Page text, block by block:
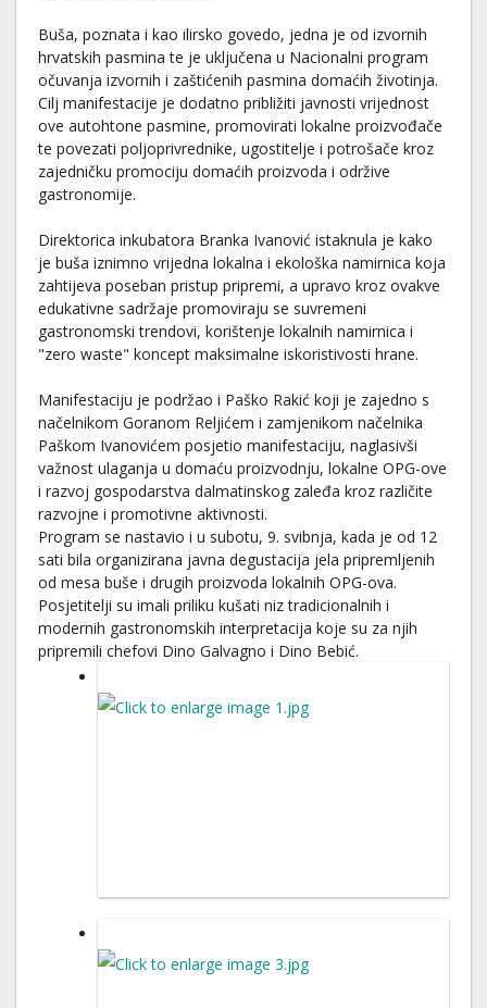
Buša, poznata i kao ilirsko govedo, jedna je od izvornih
hrvatskih pasmina te je uključena u Nacionalni program
očuvanja izvornih i zaštićenih pasmina domaćih životinja.
Cilj manifestacije je dodatno približiti javnosti vrijednost
ove autohtone pasmine, promovirati lokalne proizvođače
te povezati poljoprivrednike, ugostitelje i potrošače kroz
zajedničku promociju domaćih proizvoda i održive
gastronomije.
Direktorica inkubatora Branka Ivanović istaknula je kako
je buša iznimno vrijedna lokalna i ekološka namirnica koja
zahtijeva poseban pristup pripremi, a upravo kroz ovakve
edukativne sadržaje promoviraju se suvremeni
gastronomski trendovi, korištenje lokalnih namirnica i
"zero waste" koncept maksimalne iskoristivosti hrane.
Manifestaciju je podržao i Paško Rakić koji je zajedno s
načelnikom Goranom Reljićem i zamjenikom načelnika
Paškom Ivanovićem posjetio manifestaciju, naglasivši
važnost ulaganja u domaću proizvodnju, lokalne OPG-ove
i razvoj gospodarstva dalmatinskog zaleđa kroz različite
razvojne i promotivne aktivnosti.
Program se nastavio i u subotu, 9. svibnja, kada je od 12
sati bila organizirana javna degustacija jela pripremljenih
od mesa buše i drugih proizvoda lokalnih OPG-ova.
Posjetitelji su imali priliku kušati niz tradicionalnih i
modernih gastronomskih interpretacija koje su za njih
pripremili chefovi Dino Galvagno i Dino Bebić.